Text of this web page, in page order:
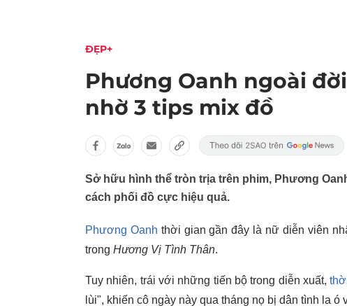
ĐẸP+
Phương Oanh ngoài
nhờ 3 tips mix đồ
Sở hữu hình thể tròn trịa trên phim, Phương
cách phối đồ cực hiệu quả.
Phương Oanh thời gian gần đây là nữ diễn viên
trong Hương Vị Tình Thân.
Tuy nhiên, trái với những tiến bộ trong diễn xuất,
lùi", khiến cô ngày này qua tháng nọ bị dân tình la ó